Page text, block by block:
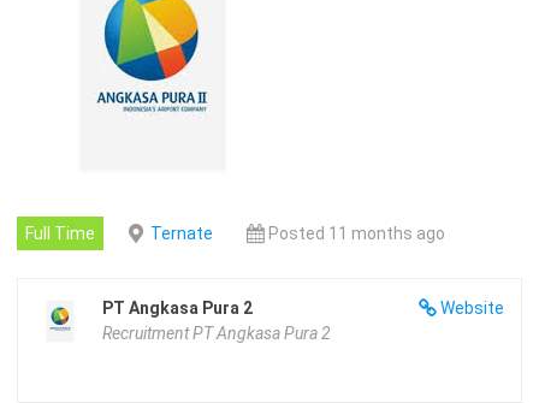
Full Time Ternate Posted 11 months ago
Website
PT Angkasa Pura 2
Recruitment PT Angkasa Pura 2